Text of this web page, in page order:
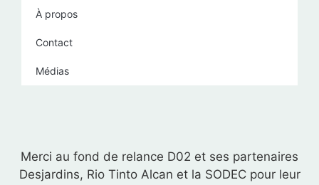
À propos
Contact
Médias
Merci au fond de relance D02 et ses partenaires
Desjardins, Rio Tinto Alcan et la SODEC pour leur